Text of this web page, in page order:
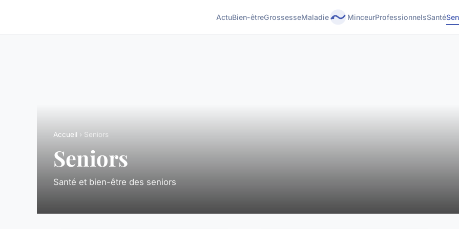
ActuBien-êtreGrossesseMaladie MinceurProfessionnelsSanté
Accueil › Seniors
Seniors
Santé et bien-être des seniors